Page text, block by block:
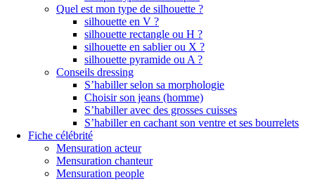
Quel est mon type de silhouette ?
silhouette en V ?
silhouette rectangle ou H ?
silhouette en sablier ou X ?
silhouette pyramide ou A ?
Conseils dressing
S’habiller selon sa morphologie
Choisir son jeans (homme)
S’habiller avec des grosses cuisses
S’habiller en cachant son ventre et ses bourrelets
Fiche célébrité
Mensuration acteur
Mensuration chanteur
Mensuration people